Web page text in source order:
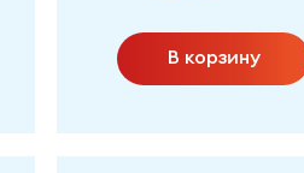
В корзину